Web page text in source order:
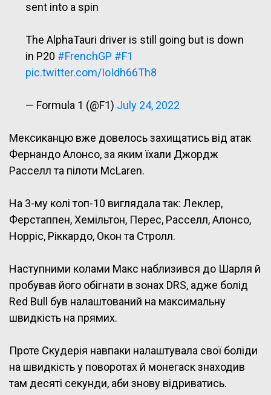
sent into a spin
The AlphaTauri driver is still going but is down
in P20 #FrenchGP #F1
pic.twitter.com/IoIdh66Th8
— Formula 1 (@F1) July 24, 2022
Мексиканцю вже довелось захищатись від атак
Фернандо Алонсо, за яким їхали Джордж
Расселл та пілоти McLaren.
На 3-му колі топ-10 виглядала так: Леклер,
Ферстаппен, Хемільтон, Перес, Расселл, Алонсо,
Норріс, Ріккардо, Окон та Стролл.
Наступними колами Макс наблизився до Шарля й
пробував його обігнати в зонах DRS, адже болід
Red Bull був налаштований на максимальну
швидкість на прямих.
Проте Скудерія навпаки налаштувала свої боліди
на швидкість у поворотах й монегаск знаходив
там десяті секунди, аби знову відриватись.